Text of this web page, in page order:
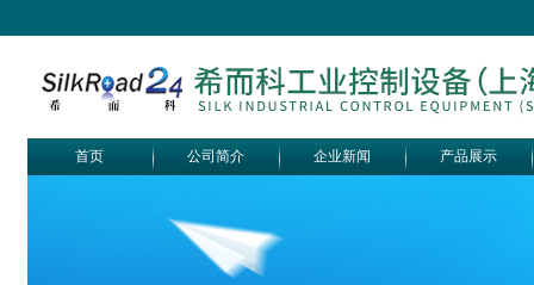
首页 公司简介 企业新闻 产品展示